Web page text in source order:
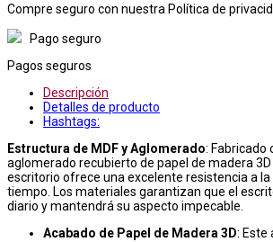
Compre seguro con nuestra Política de
Pago seguro
Pagos seguros
Descripción
Detalles de producto
Hashtags:
Estructura de MDF y Aglomerado: Fabricado
aglomerado recubierto de papel de madera
escritorio ofrece una excelente resistencia a la
tiempo. Los materiales garantizan que el
diario y mantendrá su aspecto impecable.
Acabado de Papel de Madera 3D: Este